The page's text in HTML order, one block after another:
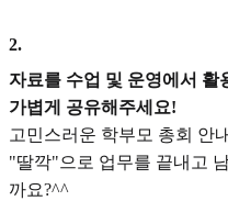
2.
자료를 수업 및 운영에서 활
가볍게 공유해주세요!
고민스러운 학부모 총회 안
"딸깍"으로 업무를 끝내고
까요?^^